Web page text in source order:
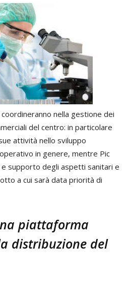
nella gestione dei
del centro: in particolare
attività nello sviluppo
in genere, mentre Pic
supporto degli aspetti sanitari e
a cui sarà data priorità di
piattaforma
distribuzione del